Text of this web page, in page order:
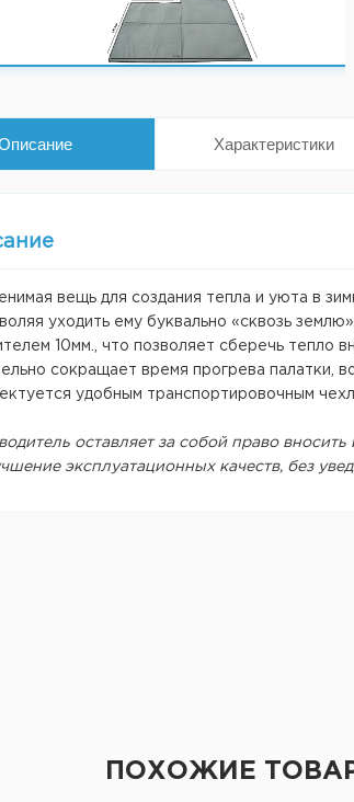
Характеристики
вещь для создания тепла и уюта в
уходить ему буквально «сквозь
10мм., что позволяет сберечь тепло
сокращает время прогрева палатки,
удобным транспортировочным
оставляет за собой право
эксплуатационных качеств, без
ПОХОЖИЕ